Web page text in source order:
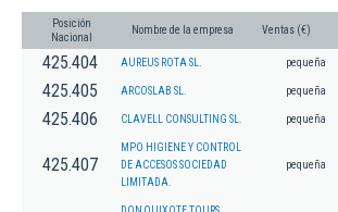
Posición
Nacional
Nombre de la empresa Ventas (€)
425.404 AUREUS ROTA SL. pequeña
425.405 ARCOSLAB SL. pequeña
425.406 CLAVELL CONSULTING SL. pequeña
425.407
MPO HIGIENE Y CONTROL
DE ACCESOS SOCIEDAD
LIMITADA.
pequeña